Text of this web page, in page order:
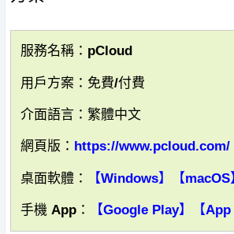
服務名稱：pCloud
用戶方案：免費/付費
介面語言：繁體中文
網頁版： https://www.pcloud.com/
桌面軟體： 【Windows】 【macOS
手機 App： 【Google Play】 【